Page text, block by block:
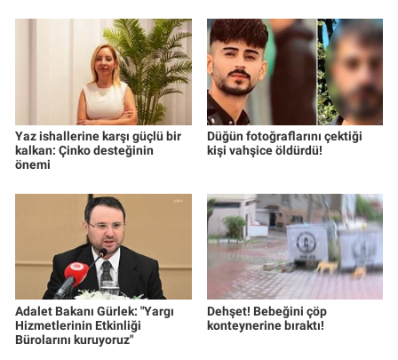
Yaz ishallerine karşı güçlü bir
kalkan: Çinko desteğinin
önemi
Düğün fotoğraflarını çektiği
kişi vahşice öldürdü!
Adalet Bakanı Gürlek: "Yargı
Hizmetlerinin Etkinliği
Bürolarını kuruyoruz"
Dehşet! Bebeğini çöp
konteynerine bıraktı!
Yerel Yaşam
Canlı Yayın